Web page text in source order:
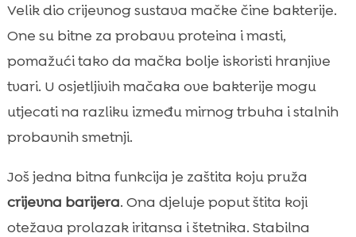
Velik dio crijevnog sustava mačke čine bakterije.
One su bitne za probavu proteina i masti,
pomažući tako da mačka bolje iskoristi hranjive
tvari. U osjetljivih mačaka ove bakterije mogu
utjecati na razliku između mirnog trbuha i stalnih
probavnih smetnji.
Još jedna bitna funkcija je zaštita koju pruža
crijevna barijera. Ona djeluje poput štita koji
otežava prolazak iritansa i štetnika. Stabilna